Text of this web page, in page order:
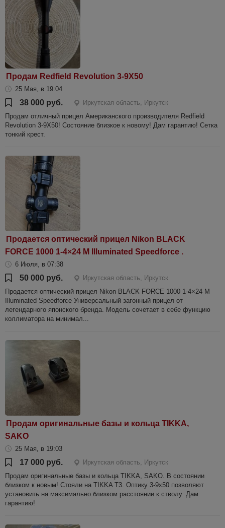
Продам Redfield Revolution 3-9X50
25 Мая, в 19:04
38 000 руб.
Иркутская область, Иркутск
Продам отличный прицел Американского производителя Redfield
Revolution 3-9X50! Состояние близкое к новому! Дам гарантию! Сетка
тонкий крест.
Продается оптический прицел Nikon BLACK
FORCE 1000 1-4×24 M Illuminated Speedforce .
6 Июля, в 07:38
50 000 руб.
Иркутская область, Иркутск
Продается оптический прицел Nikon BLACK FORCE 1000 1-4×24 M
Illuminated Speedforce Универсальный загонный прицел от
легендарного японского бренда. Модель сочетает в себе функцию
коллиматора на минимал...
Продам оригинальные базы и кольца TIKKA,
SAKO
25 Мая, в 19:03
17 000 руб.
Иркутская область, Иркутск
Продам оригинальные базы и кольца TIKKA, SAKO. В состоянии
близком к новым! Стояли на TIKKA T3. Оптику 3-9х50 позволяют
установить на максимально близком расстоянии к стволу. Дам
гарантию!